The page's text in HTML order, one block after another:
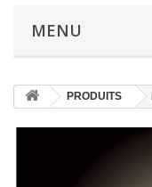
MENU
PRODUITS